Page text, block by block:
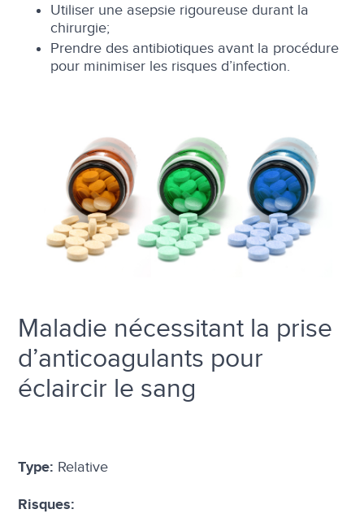
Utiliser une asepsie rigoureuse durant la
chirurgie;
Prendre des antibiotiques avant la procédure
pour minimiser les risques d’infection.
Maladie nécessitant la prise
d’anticoagulants pour
éclaircir le sang
Type: Relative
Risques: